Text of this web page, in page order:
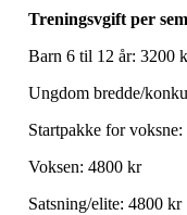
Treningsvgift per
Barn 6 til 12 år: 3200
Ungdom bredde/
Startpakke for
Voksen: 4800 kr
Satsning/elite: 4800 kr